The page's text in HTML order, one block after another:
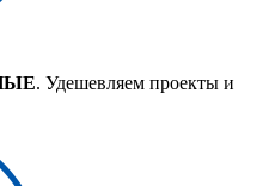
. Удешевляем проекты и